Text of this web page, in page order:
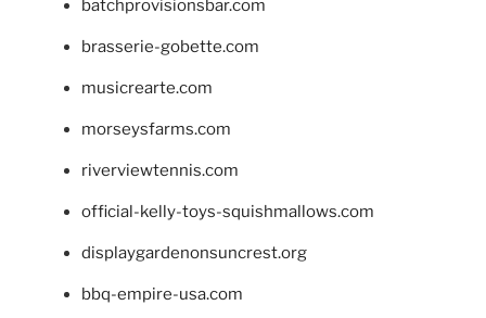
batchprovisionsbar.com
brasserie-gobette.com
musicrearte.com
morseysfarms.com
riverviewtennis.com
official-kelly-toys-squishmallows.com
displaygardenonsuncrest.org
bbq-empire-usa.com